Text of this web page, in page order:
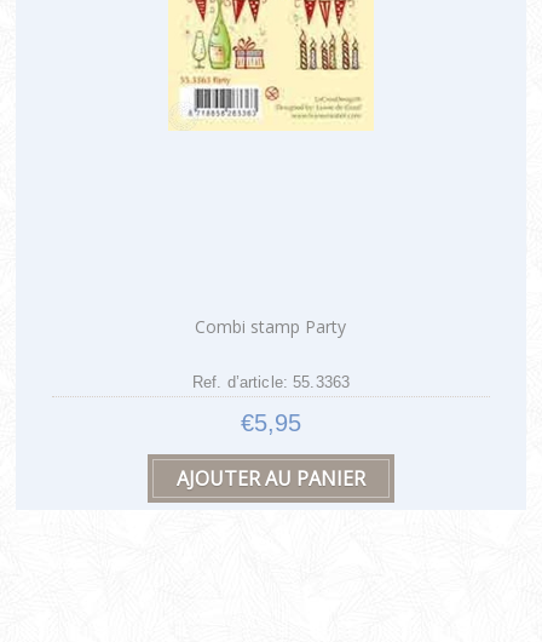
Combi stamp Party
Ref. d’article: 55.3363
€5,95